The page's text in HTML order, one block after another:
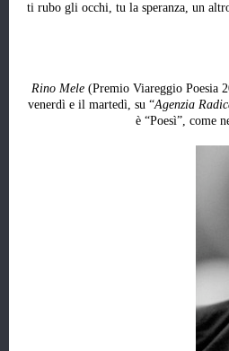
ti rubo gli occhi, tu la speranza, un
Rino Mele (Premio Viareggio Poesia
venerdì e il martedì, su “Agenzia
è “Poesì”, come